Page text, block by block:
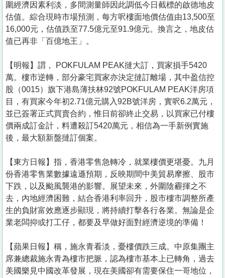
圍經濟因素利淡，多間測量師因此調低今日截標的啟德地皮
估值。綜合現時市場預測，每方呎樓面地價估值由13,500至
16,000元，估值跌至77.5億元至91.9億元。換言之，地皮估
值已再非「百億地王」。
【明報】謂， POKFULAM PEAK撻大訂，買家損手5420
萬。樓市逆轉，部分豪宅買家亦決定撻訂離場，其中盈信控
股（0015）旗下港島薄扶林92號POKFULAM PEAK洋房項
目，有買家今年初2.71億元購入92B號洋房，實呎6.2萬元，
並已簽署正式買賣合約，惟日前卻終止交易，以買家已付樓
價兩成訂金計，料遭殺訂5420萬元，相信為一手新例實施
後，最大額新盤撻訂個案。
【東方日報】指，香港零售急轉冷，就業樓價更堪憂。九月
份香港零售業數據遠遜預期，反映期間中美貿易摩擦、股市
下跌，以及颱風襲港的影響。展望未來，外圍陰霾揮之不
去，內地經濟困難，結合香港利率回升，股市樓市調整所產
生的負財富效應逐步顯現，將持續打擊各行各業。無論是企
業老闆抑或打工仔，都要及早做好面對經濟逆境的準備！
【蘋果日報】稱，施永青看淡，憂樓價跌三成。中原集團主
席兼總裁施永青為樓市把脈，認為樓市基本上已轉角，過去
美國樂見中國改革發展，現在美國卻有需要保住一哥地位，